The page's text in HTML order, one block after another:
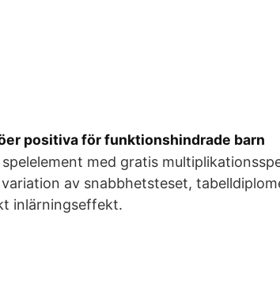
positiva för funktionshindrade barn
med gratis
av snabbhetsteset,
inlärningseffekt.